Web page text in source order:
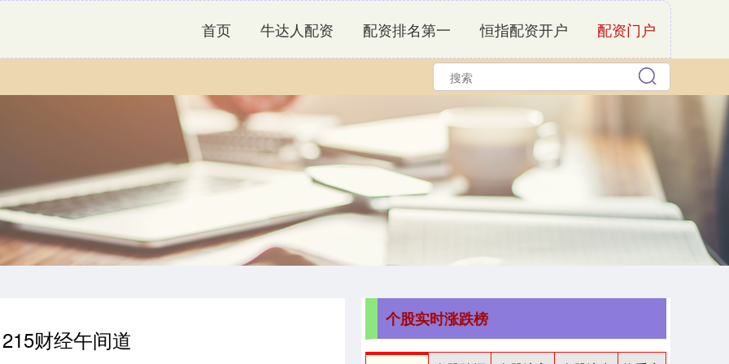
首页 牛达人配资 配资排名第一 恒指配资开户 配资门户
财经午间道
个股实时涨跌榜